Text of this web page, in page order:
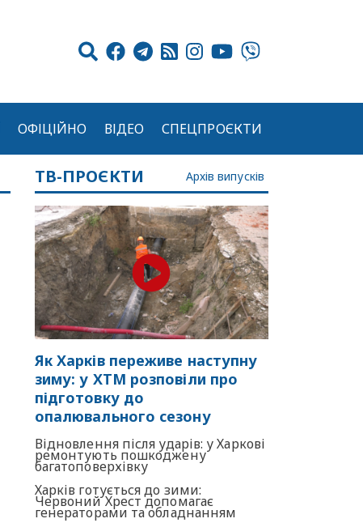
ОФІЦІЙНО ВІДЕО СПЕЦПРОЄКТИ
ТВ-ПРОЄКТИ Архів випусків
Як Харків переживе наступну
зиму: у ХТМ розповіли про
підготовку до
опалювального сезону
Відновлення після ударів: у Харкові
ремонтують пошкоджену
багатоповерхівку
Харків готується до зими:
Червоний Хрест допомагає
генераторами та обладнанням